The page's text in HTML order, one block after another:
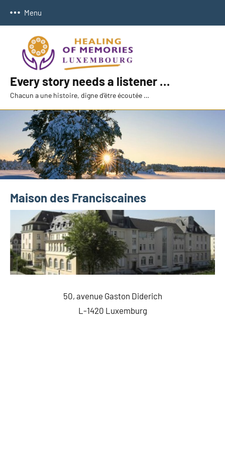
Menu
Every story needs a listener …
Chacun a une histoire, digne d’être écoutée …
Maison des Franciscaines
50, avenue Gaston Diderich
L-1420 Luxemburg